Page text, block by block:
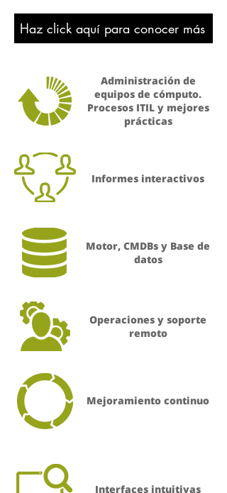
Haz click aquí para conocer más
Administración de
equipos de cómputo.
Procesos ITIL y mejores
prácticas
Informes interactivos
Motor, CMDBs y Base de
datos
Operaciones y soporte
remoto
Mejoramiento continuo
Interfaces intuitivas